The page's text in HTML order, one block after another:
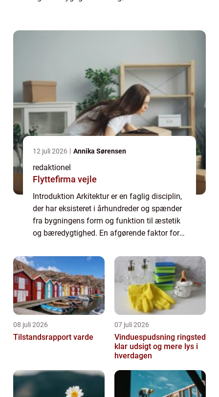
12 juli 2026 Annika Sørensen
redaktionel
Flyttefirma vejle
Introduktion Arkitektur er en faglig disciplin,
der har eksisteret i århundreder og spænder
fra bygningens form og funktion til æstetik
og bæredygtighed. En afgørende faktor for
arkitektur, er spørgsmålet om løn...
08 juli 2026
Tilstandsrapport varde
07 juli 2026
Vinduespudsning ringsted
klar udsigt og mere lys i
hverdagen